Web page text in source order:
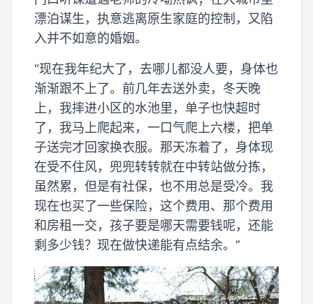
漂泊谋生，执意逃离原生家庭的控制，又陷
入并不如意的婚姻。
“现在我年纪大了，去哪儿都没人要，身体也
渐渐跟不上了。前几年去送外卖，冬天晚
上，我摔进小区的水池里，单子也快超时
了，我马上爬起来，一口气爬上六楼，把单
子送完才回家换衣服。那天冻着了，身体现
在受不住风，兜兜转转就在中转站做分拣，
虽然累，但是有社保，也不用总是受冷。我
现在也买了一些保险，这个费用、那个费用
和房租一交，孩子要是哪天需要钱呢，还能
剩多少钱？现在做快递能有点结余。”